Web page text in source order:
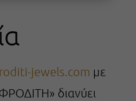
jewels.com με
διανύει